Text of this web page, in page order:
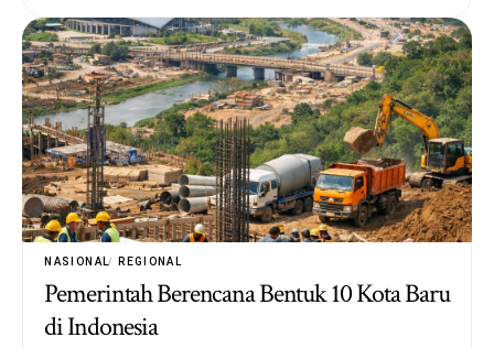
NASIONAL REGIONAL
Pemerintah Berencana Bentuk 10 Kota Baru
di Indonesia